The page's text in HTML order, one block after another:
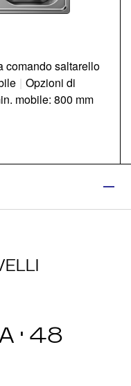
comando saltarello
| Opzioni di
mobile: 800 mm
· 48